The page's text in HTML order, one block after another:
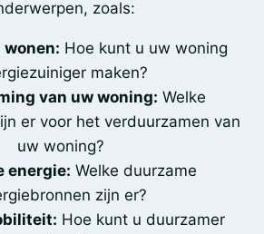
zoals:
Hoe kunt u uw woning
maken?
van uw woning: Welke
er voor het verduurzamen van
uw woning?
energie: Welke duurzame
zijn er?
Hoe kunt u duurzamer